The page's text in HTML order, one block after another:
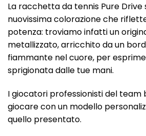
La racchetta da tennis Pure Drive
nuovissima colorazione che
potenza: troviamo infatti un
metallizzato, arricchito da un
fiammante nel cuore, per
sprigionata dalle tue mani.
I giocatori professionisti del team
giocare con un modello
quello presentato.